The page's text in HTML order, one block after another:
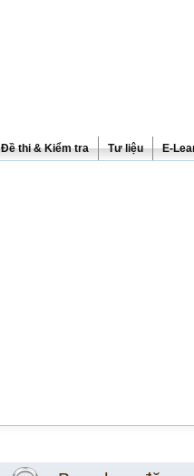
Đề thi & Kiểm tra Tư liệu E-